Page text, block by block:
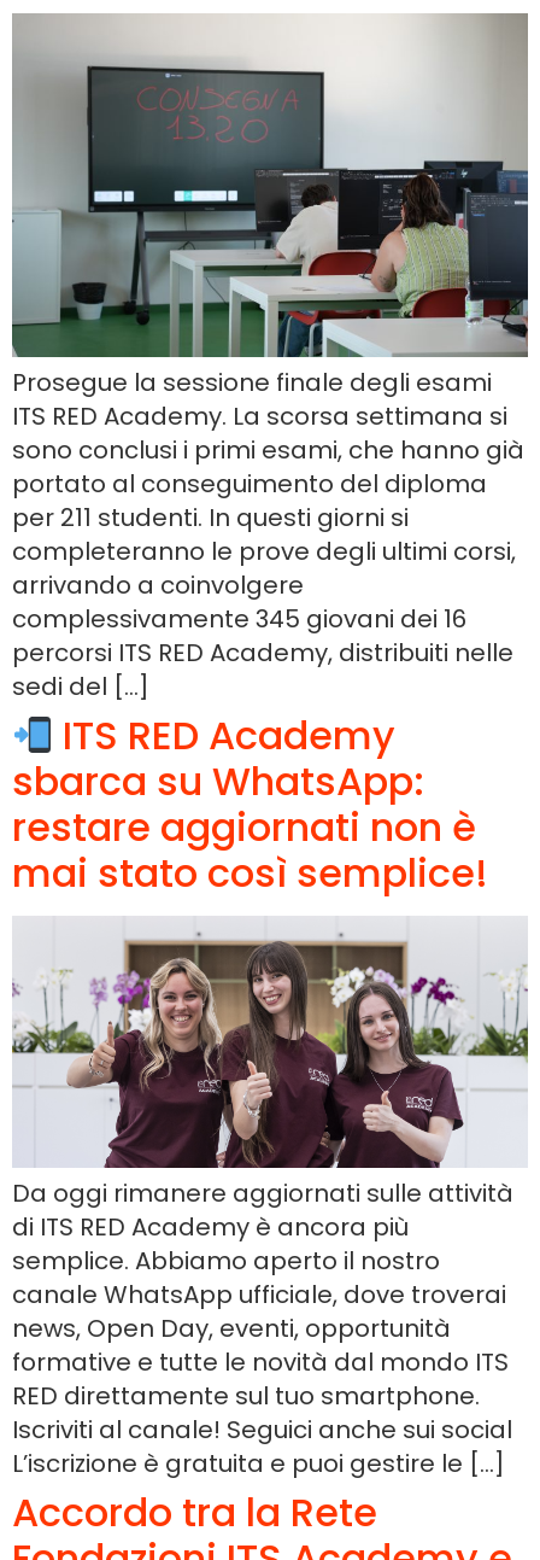
Prosegue la sessione finale degli esami
ITS RED Academy. La scorsa settimana si
sono conclusi i primi esami, che hanno già
portato al conseguimento del diploma
per 211 studenti. In questi giorni si
completeranno le prove degli ultimi corsi,
arrivando a coinvolgere
complessivamente 345 giovani dei 16
percorsi ITS RED Academy, distribuiti nelle
sedi del […]
ITS RED Academy
sbarca su WhatsApp:
restare aggiornati non è
mai stato così semplice!
Da oggi rimanere aggiornati sulle attività
di ITS RED Academy è ancora più
semplice. Abbiamo aperto il nostro
canale WhatsApp ufficiale, dove troverai
news, Open Day, eventi, opportunità
formative e tutte le novità dal mondo ITS
RED direttamente sul tuo smartphone.
Iscriviti al canale! Seguici anche sui social
L’iscrizione è gratuita e puoi gestire le […]
Accordo tra la Rete